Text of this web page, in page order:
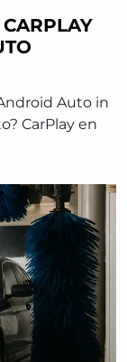
Auto in
CarPlay en